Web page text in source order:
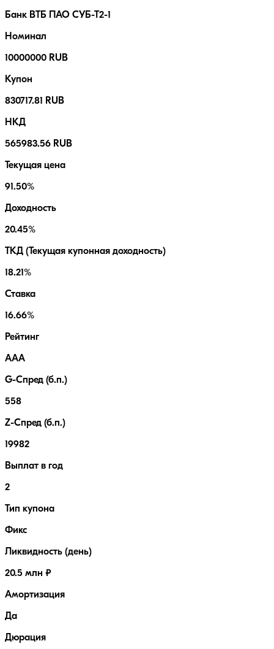
Банк ВТБ ПАО СУБ-Т2-1
Номинал
10000000 RUB
Купон
830717.81 RUB
НКД
565983.56 RUB
Текущая цена
91.50%
Доходность
20.45%
ТКД (Текущая купонная доходность)
18.21%
Ставка
16.66%
Рейтинг
AAA
G-Спред (б.п.)
558
Z-Спред (б.п.)
19982
Выплат в год
2
Тип купона
Фикс
Ликвидность (день)
20.5 млн ₽
Амортизация
Да
Дюрация